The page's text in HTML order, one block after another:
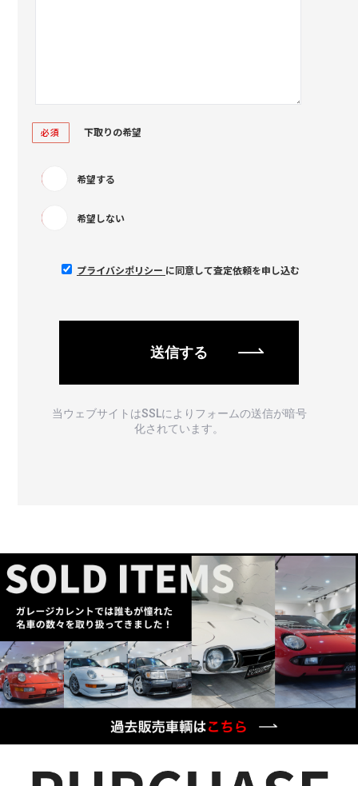
必須 下取りの希望
希望する
希望しない
プライバシポリシー に同意して査定依頼を申し込む
当ウェブサイトはSSLによりフォームの送信が暗号
化されています。